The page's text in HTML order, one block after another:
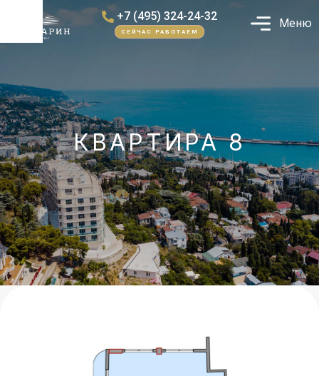
+7 (495) 324-24-32
СЕЙЧАС РАБОТАЕМ
Меню
КВАРТИРА 8